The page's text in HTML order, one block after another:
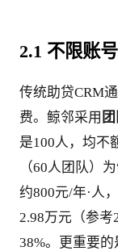
2.1 不限账
传统助贷CRM
费。鲸邻采用
是100人，均不
（60人团队）
约800元/年·人
2.98万元（参
38%。更重要的